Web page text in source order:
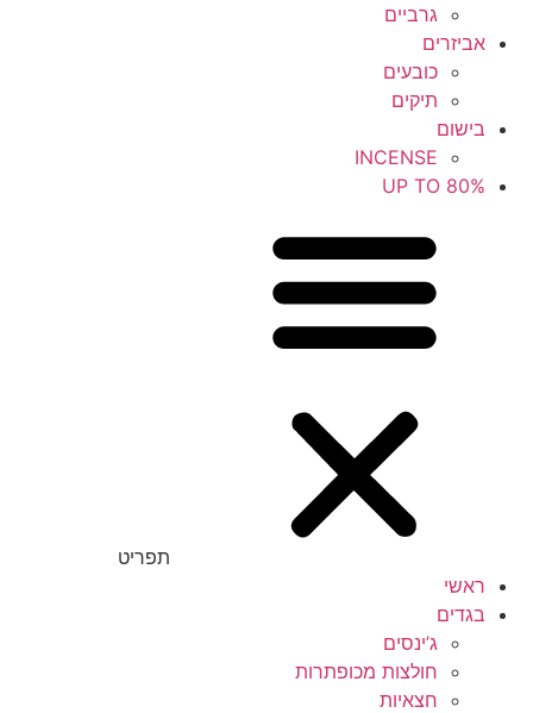
גרביים
אביזרים
כובעים
תיקים
בישום
INCENSE
UP TO 80%
תפריט
ראשי
בגדים
ג’ינסים
חולצות מכופתרות
חצאיות